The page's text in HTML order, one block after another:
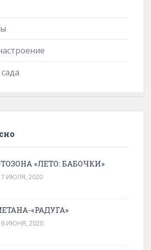
«ЛЕТО: БАБОЧКИ»
7 ИЮЛЯ, 2020
«РАДУГА»
6 ИЮНЯ, 2020